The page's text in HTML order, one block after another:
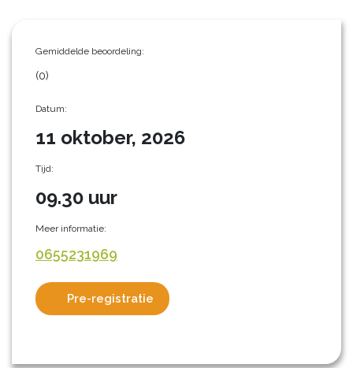
Gemiddelde beoordeling:
(0)
Datum:
11 oktober, 2026
Tijd:
09.30 uur
Meer informatie:
0655231969
Pre-registratie